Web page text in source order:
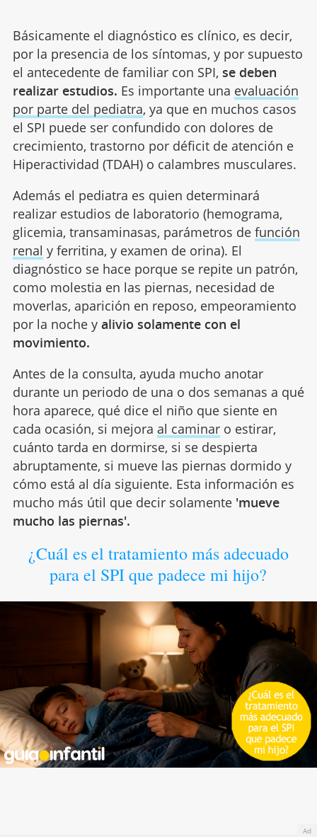
Básicamente el diagnóstico es clínico, es decir,
por la presencia de los síntomas, y por supuesto
el antecedente de familiar con SPI, se deben
realizar estudios. Es importante una evaluación
por parte del pediatra, ya que en muchos casos
el SPI puede ser confundido con dolores de
crecimiento, trastorno por déficit de atención e
Hiperactividad (TDAH) o calambres musculares.
Además el pediatra es quien determinará
realizar estudios de laboratorio (hemograma,
glicemia, transaminasas, parámetros de función
renal y ferritina, y examen de orina). El
diagnóstico se hace porque se repite un patrón,
como molestia en las piernas, necesidad de
moverlas, aparición en reposo, empeoramiento
por la noche y alivio solamente con el
movimiento.
Antes de la consulta, ayuda mucho anotar
durante un periodo de una o dos semanas a qué
hora aparece, qué dice el niño que siente en
cada ocasión, si mejora al caminaro estirar,
cuánto tarda en dormirse, si se despierta
abruptamente, si mueve las piernas dormido y
cómo está al día siguiente. Esta información es
mucho más útil que decir solamente 'mueve
mucho las piernas'.
¿Cuál es el tratamiento más adecuado
para el SPI que padece mi hijo?
Ad